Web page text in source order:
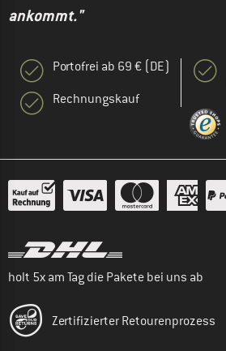
ankommt."
Portofrei ab 69 € (DE)
Rechnungskauf
holt 5x am Tag die Pakete bei uns ab
Zertifizierter Retourenprozess